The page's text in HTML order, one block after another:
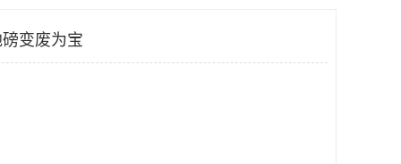
变废为宝